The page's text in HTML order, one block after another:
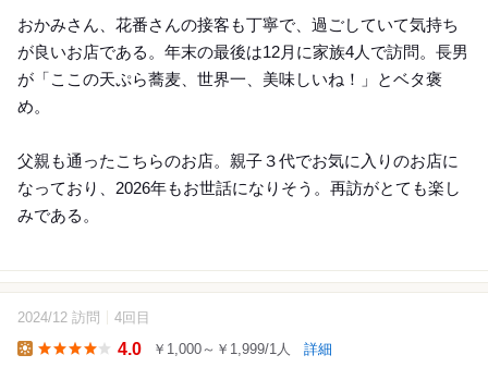
おかみさん、花番さんの接客も丁寧で、過ごしていて気持ち
が良いお店である。年末の最後は12月に家族4人で訪問。長男
が「ここの天ぷら蕎麦、世界一、美味しいね！」とベタ褒
め。
父親も通ったこちらのお店。親子３代でお気に入りのお店に
なっており、2026年もお世話になりそう。再訪がとても楽し
みである。
12
2024/12 訪問 4回目
4.0 ￥1,000～￥1,999/1人 詳細